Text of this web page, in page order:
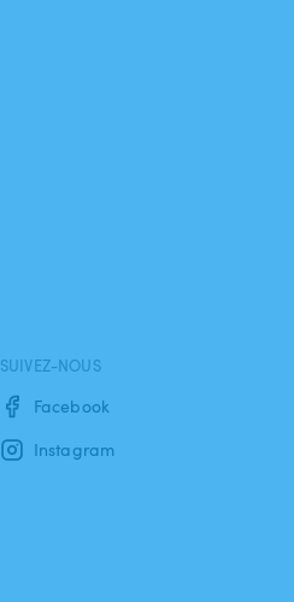
SUIVEZ-NOUS
Facebook
Instagram